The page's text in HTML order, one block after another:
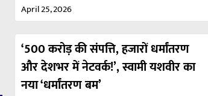
April 25, 2026
‘500 करोड़ की संपत्ति, हजारों धर्मांतरण
और देशभर में नेटवर्क!’, स्वामी यशवीर का
नया ‘धर्मांतरण बम’